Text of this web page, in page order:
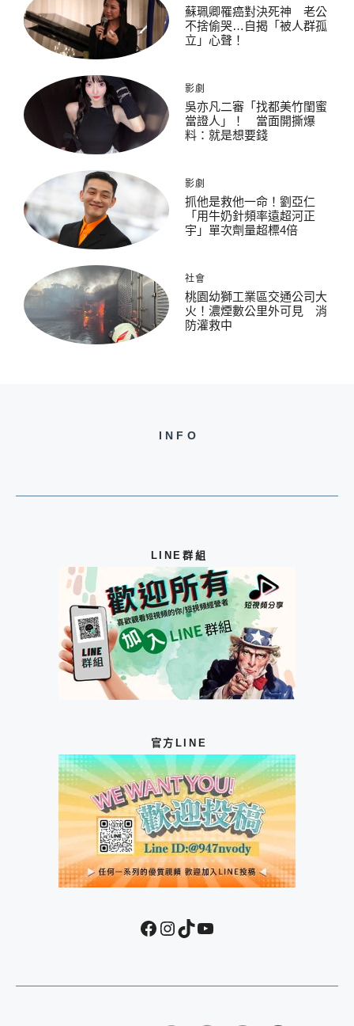
蘇珮卿罹癌對決死神 老公
不捨偷哭…自揭「被人群孤
立」心聲！
影劇
吳亦凡二審「找都美竹閨蜜
當證人」！ 當面開撕爆
料：就是想要錢
影劇
抓他是救他一命！劉亞仁
「用牛奶針頻率遠超河正
宇」單次劑量超標4倍
社會
桃園幼獅工業區交通公司大
火！濃煙數公里外可見 消
防灌救中
INFO
LINE群組
官方LINE
Facebook
Instagram
TikTokYouTube